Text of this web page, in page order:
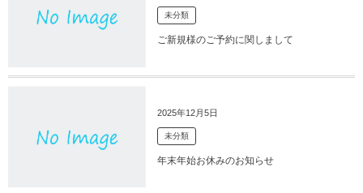
未分類
ご新規様のご予約に関しまして
2025年12月5日
未分類
年末年始お休みのお知らせ